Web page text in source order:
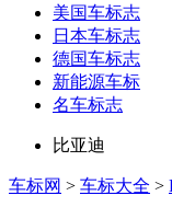
美国车标志
日本车标志
德国车标志
新能源车标
名车标志
比亚迪
车标网 > 车标大全 >